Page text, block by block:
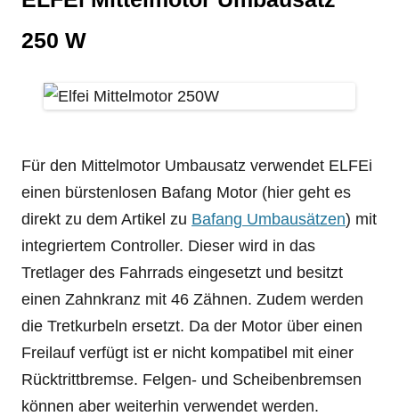
250 W
Für den Mittelmotor Umbausatz verwendet ELFEi
einen bürstenlosen Bafang Motor (hier geht es
direkt zu dem Artikel zu Bafang Umbausätzen) mit
integriertem Controller. Dieser wird in das
Tretlager des Fahrrads eingesetzt und besitzt
einen Zahnkranz mit 46 Zähnen. Zudem werden
die Tretkurbeln ersetzt. Da der Motor über einen
Freilauf verfügt ist er nicht kompatibel mit einer
Rücktrittbremse. Felgen- und Scheibenbremsen
können aber weiterhin verwendet werden.